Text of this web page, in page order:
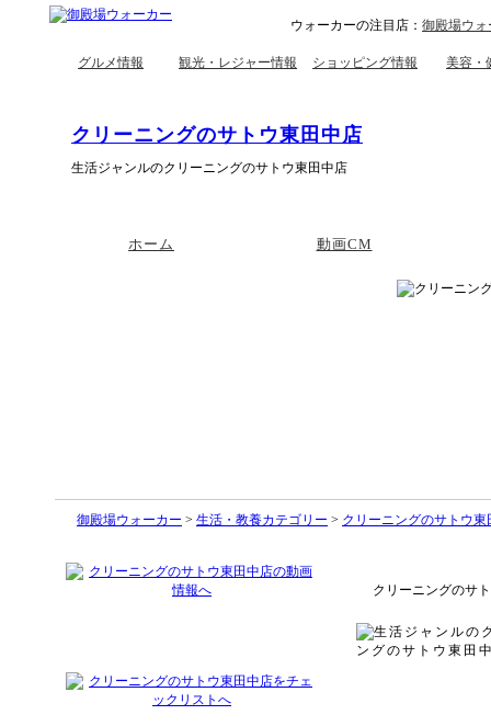
ウォーカーの注目店： 御殿場ウ
グルメ情報 観光・レジャー情報 ショッピング情報 美容・
クリーニングのサトウ東田中店
生活ジャンルのクリーニングのサトウ東田中店
ホーム 動画CM
御殿場ウォーカー > 生活・教養カテゴリー > クリーニングのサトウ東
クリーニングのサ